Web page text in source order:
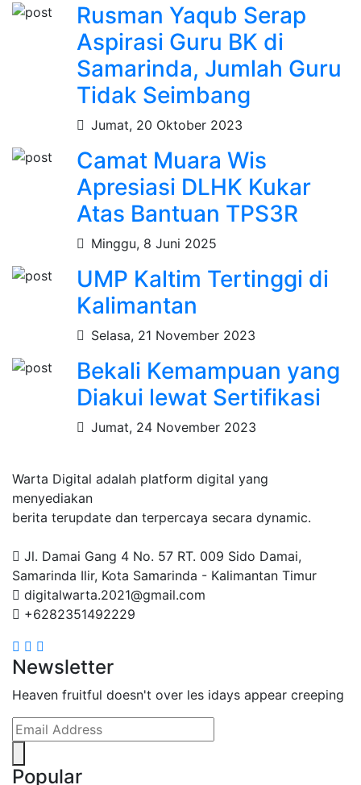
Rusman Yaqub Serap
Aspirasi Guru BK di
Samarinda, Jumlah Guru
Tidak Seimbang
Jumat, 20 Oktober 2023
Camat Muara Wis
Apresiasi DLHK Kukar
Atas Bantuan TPS3R
Minggu, 8 Juni 2025
UMP Kaltim Tertinggi di
Kalimantan
Selasa, 21 November 2023
Bekali Kemampuan yang
Diakui lewat Sertifikasi
Jumat, 24 November 2023
Warta Digital adalah platform digital yang
menyediakan
berita terupdate dan terpercaya secara dynamic.
Jl. Damai Gang 4 No. 57 RT. 009 Sido Damai,
Samarinda Ilir, Kota Samarinda - Kalimantan Timur
digitalwarta.2021@gmail.com
+6282351492229
Newsletter
Heaven fruitful doesn't over les idays appear creeping
Popular